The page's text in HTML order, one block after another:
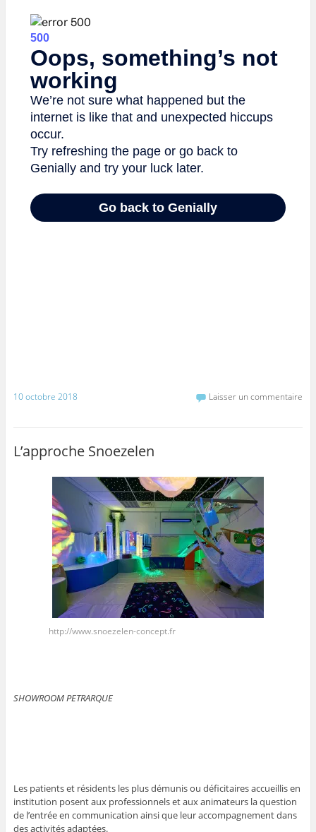
10 octobre 2018 Laisser un commentaire
L’approche Snoezelen
http://www.snoezelen-concept.fr
SHOWROOM PETRARQUE
Les patients et résidents les plus démunis ou déficitaires accueillis en
institution posent aux professionnels et aux animateurs la question
de l’entrée en communication ainsi que leur accompagnement dans
des activités adaptées.